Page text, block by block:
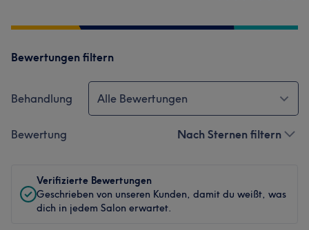
Bewertungen filtern
Behandlung Alle Bewertungen
Bewertung Nach Sternen filtern
Verifizierte Bewertungen
Geschrieben von unseren Kunden, damit du weißt, was
dich in jedem Salon erwartet.